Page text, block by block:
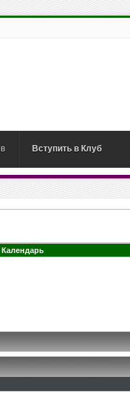
Вступить в Клуб
Календарь